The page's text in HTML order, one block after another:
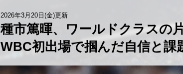
2026年3月20日(金)更新
種市篤暉、ワールドクラスの
WBC初出場で掴んだ自信と課